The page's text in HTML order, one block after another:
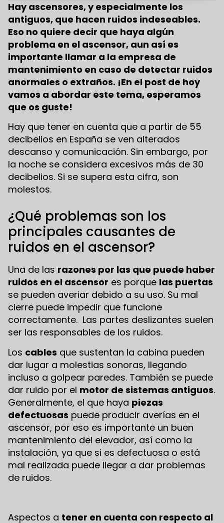
Hay ascensores, y especialmente los
antiguos, que hacen ruidos indeseables.
Eso no quiere decir que haya algún
problema en el ascensor, aun así es
importante llamar a la empresa de
mantenimiento en caso de detectar ruidos
anormales o extraños. ¡En el post de hoy
vamos a abordar este tema, esperamos
que os guste!
Hay que tener en cuenta que a partir de 55
decibelios en España se ven alterados
descanso y comunicación. Sin embargo, por
la noche se considera excesivos más de 30
decibelios. Si se supera esta cifra, son
molestos.
¿Qué problemas son los
principales causantes de
ruidos en el ascensor?
Una de las razones por las que puede haber
ruidos en el ascensor es porque las puertas
se pueden averiar debido a su uso. Su mal
cierre puede impedir que funcione
correctamente. Las partes deslizantes suelen
ser las responsables de los ruidos.
Los cables que sustentan la cabina pueden
dar lugar a molestias sonoras, llegando
incluso a golpear paredes. También se puede
dar ruido por el motor de sistemas antiguos.
Generalmente, el que haya piezas
defectuosas puede producir averías en el
ascensor, por eso es importante un buen
mantenimiento del elevador, así como la
instalación, ya que si es defectuosa o está
mal realizada puede llegar a dar problemas
de ruidos.
Aspectos a tener en cuenta con respecto al